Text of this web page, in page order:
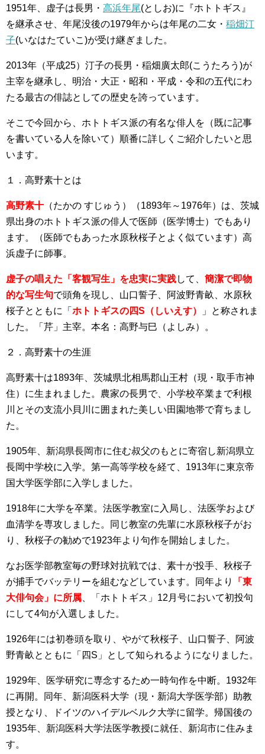
1951年、虚子は長男・ 高浜年尾(としお)に『ホトトギス』
を継承させ、年尾没後の1979年からは年尾の二女・ 稲畑汀
子(いなはたていこ)が受け継ぎました。
2013年（平成25）汀子の長男・稲畑廣太郎(こうたろう)が
主宰を継承し、明治・大正・昭和・平成・令和の五代にわ
たる最古の俳誌としての歴史を誇っています。
そこで今回から、ホトトギス派の有名な俳人を（既に記事
を書いている人を除いて）順番に詳しくご紹介したいと思
います。
１．高野素十とは
高野素十 （たかの すじゅう）（1893年～1976年）は、茨城
県出身のホトトギス派の俳人で医師（医学博士）でもあり
ます。（医師でもあった水原秋桜子とよく似ています）高
浜虚子に師事。
虚子の唱えた「客観写生」を忠実に実践して、 簡潔で即物
的な写生句で頭角を現し、山口誓子、阿波野青畝、水原秋
桜子とともに「 ホトトギスの四S（しいえす）
」と称されま
した。「芹」主宰。本名：高野与巳（よしみ）。
２．高野素十の生涯
高野素十は1893年、茨城県北相馬郡山王村（現・取手市神
住）に生まれました。農家の長男で、小学校卒業まで利根
川とその支流小貝川に囲まれた美しい田園地帯で育ちまし
た。
1905年、新潟県長岡市に住む叔父のもとに寄宿し新潟県立
長岡中学校に入学。第一高等学校を経て、1913年に東京帝
国大学医学部に入学しました。
1918年に大学を卒業。法医学教室に入局し、法医学および
血清学を専攻しました。同じ教室の先輩に水原秋桜子がお
り、秋桜子の勧めで1923年より句作を開始しました。
なお医学部教室毎の野球対抗戦では、素十が投手、秋桜子
が捕手でバッテリーを組むなどしています。同年より
「東
大俳句会」に所属 、「ホトトギス」12月号において初投句
にして4句が入選しました。
1926年には初巻頭を取り、やがて秋桜子、山口誓子、阿波
野青畝とともに「四S」として知られるようになりました。
1929年、医学研究に専念するため一時句作を中断。1932年
に再開。同年、新潟医科大学（現・新潟大学医学部）助教
授となり、ドイツのハイデルベルク大学に留学。帰国後の
1935年、新潟医科大学法医学教授に就任、新潟市に住みま
す。